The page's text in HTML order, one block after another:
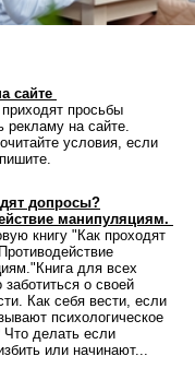
сайте
просьбы
рекламу на сайте.
условия, если
допросы?
манипуляциям.
книгу "Как проходят
для всех
о своей
Как себя вести, если
психологическое
Что делать если
или начинают...